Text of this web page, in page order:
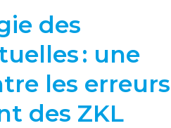
des
: une
les erreurs
des ZKL